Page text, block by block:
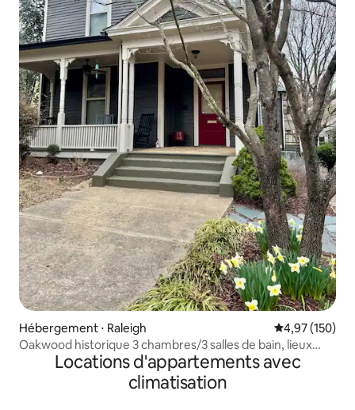
Hébergement ⋅ Raleigh Évaluation
4,97 (150)
Oakwood historique 3 chambres/3 salles de bain, lieux
d'intérêt et centre-ville accessibles à pied
Locations d'appartements avec
climatisation